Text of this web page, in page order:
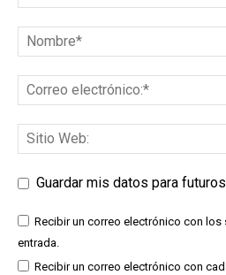
Guardar mis datos para
Recibir un correo electrónico con
entrada.
Recibir un correo electrónico con